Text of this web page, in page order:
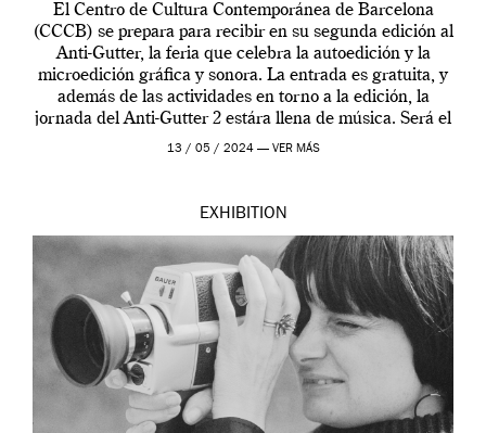
El Centro de Cultura Contemporánea de Barcelona
(CCCB) se prepara para recibir en su segunda edición al
Anti-Gutter, la feria que celebra la autoedición y la
microedición gráfica y sonora. La entrada es gratuita, y
además de las actividades en torno a la edición, la
jornada del Anti-Gutter 2 estára llena de música. Será el
[…]
13 / 05 / 2024 — VER MÁS
EXHIBITION